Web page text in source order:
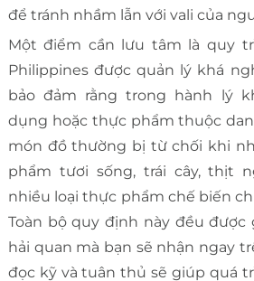
để tránh nhầm lẫn với vali của
Một điểm cần lưu tâm là quy
Philippines được quản lý khá
bảo đảm rằng trong hành lý
dụng hoặc thực phẩm thuộc
món đồ thường bị từ chối khi
phẩm tươi sống, trái cây, thịt
nhiều loại thực phẩm chế biến
Toàn bộ quy định này đều
hải quan mà bạn sẽ nhận ngay
đọc kỹ và tuân thủ sẽ giúp quá